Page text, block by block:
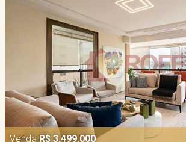
Venda R$ 3.499.000